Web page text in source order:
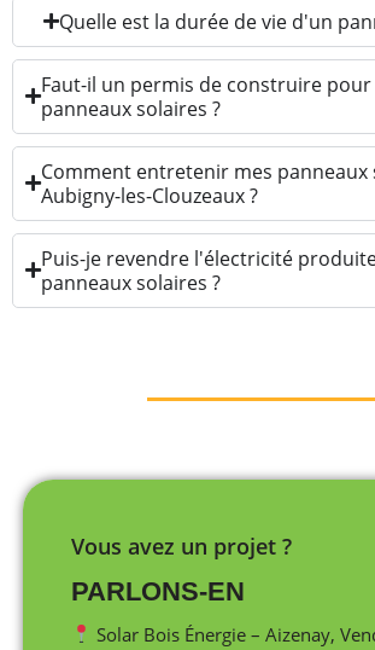
Quelle est la durée de vie d'un
Faut-il un permis de construire
panneaux solaires ?
Comment entretenir mes panneaux
Aubigny-les-Clouzeaux ?
Puis-je revendre l'électricité
panneaux solaires ?
Vous avez un projet ?
PARLONS-EN
Solar Bois Énergie – Aizenay,